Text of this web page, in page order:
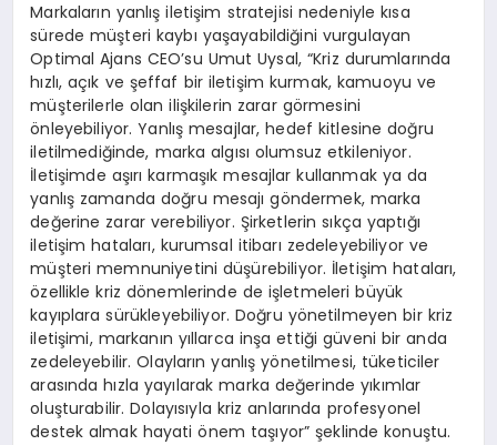
Markaların yanlış iletişim stratejisi nedeniyle kısa
sürede müşteri kaybı yaşayabildiğini vurgulayan
Optimal Ajans CEO’su Umut Uysal, “Kriz durumlarında
hızlı, açık ve şeffaf bir iletişim kurmak, kamuoyu ve
müşterilerle olan ilişkilerin zarar görmesini
önleyebiliyor. Yanlış mesajlar, hedef kitlesine doğru
iletilmediğinde, marka algısı olumsuz etkileniyor.
İletişimde aşırı karmaşık mesajlar kullanmak ya da
yanlış zamanda doğru mesajı göndermek, marka
değerine zarar verebiliyor. Şirketlerin sıkça yaptığı
iletişim hataları, kurumsal itibarı zedeleyebiliyor ve
müşteri memnuniyetini düşürebiliyor. İletişim hataları,
özellikle kriz dönemlerinde de işletmeleri büyük
kayıplara sürükleyebiliyor. Doğru yönetilmeyen bir kriz
iletişimi, markanın yıllarca inşa ettiği güveni bir anda
zedeleyebilir. Olayların yanlış yönetilmesi, tüketiciler
arasında hızla yayılarak marka değerinde yıkımlar
oluşturabilir. Dolayısıyla kriz anlarında profesyonel
destek almak hayati önem taşıyor” şeklinde konuştu.